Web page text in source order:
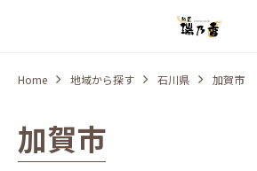
Home 地域から探す 石川県 加賀市
加賀市